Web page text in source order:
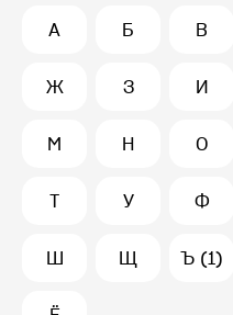
А Б В
Ж З И
М Н О
Т У Ф
Ш Щ Ъ (1)